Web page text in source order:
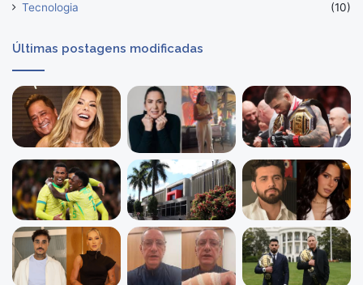
Tecnologia
(10)
Últimas postagens modificadas